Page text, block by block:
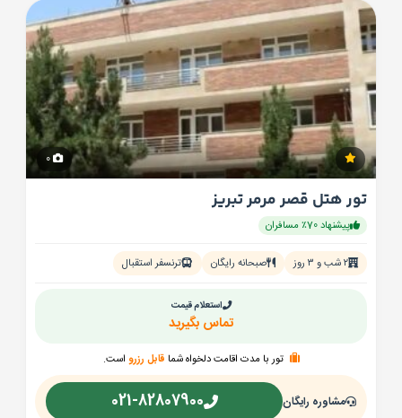
تور هتل قصر مرمر تبریز
پیشنهاد 70٪ مسافران
۲ شب و ۳ روز صبحانه رایگان ترنسفر استقبال
استعلام قیمت
تماس بگیرید
تور با مدت اقامت دلخواه شما قابل رزرو است.
مشاوره رایگان 021-82807900